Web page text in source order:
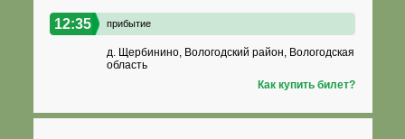
12:35 прибытие
д. Щербинино, Вологодский район, Вологодская
область
Как купить билет?